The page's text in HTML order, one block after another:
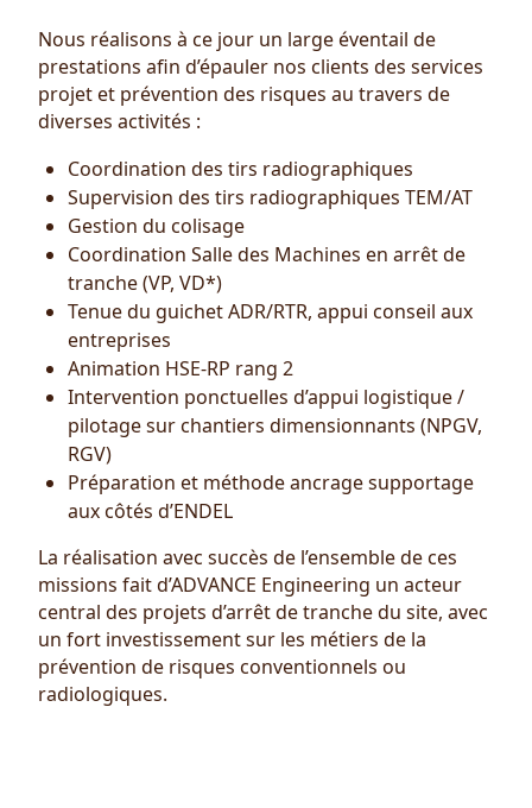
Nous réalisons à ce jour un large éventail de
prestations afin d’épauler nos clients des services
projet et prévention des risques au travers de
diverses activités :
Coordination des tirs radiographiques
Supervision des tirs radiographiques TEM/AT
Gestion du colisage
Coordination Salle des Machines en arrêt de
tranche (VP, VD*)
Tenue du guichet ADR/RTR, appui conseil aux
entreprises
Animation HSE-RP rang 2
Intervention ponctuelles d’appui logistique /
pilotage sur chantiers dimensionnants (NPGV,
RGV)
Préparation et méthode ancrage supportage
aux côtés d’ENDEL
La réalisation avec succès de l’ensemble de ces
missions fait d’ADVANCE Engineering un acteur
central des projets d’arrêt de tranche du site, avec
un fort investissement sur les métiers de la
prévention de risques conventionnels ou
radiologiques.